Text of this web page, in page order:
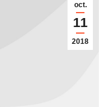
oct.
11
2018